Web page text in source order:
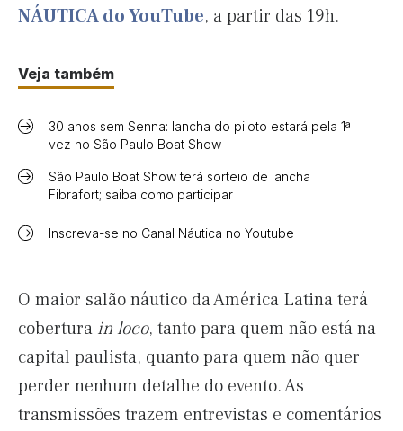
NÁUTICA do YouTube, a partir das 19h.
Veja também
30 anos sem Senna: lancha do piloto estará pela 1ª
vez no São Paulo Boat Show
São Paulo Boat Show terá sorteio de lancha
Fibrafort; saiba como participar
Inscreva-se no Canal Náutica no Youtube
O maior salão náutico da América Latina terá
cobertura in loco, tanto para quem não está na
capital paulista, quanto para quem não quer
perder nenhum detalhe do evento. As
transmissões trazem entrevistas e comentários